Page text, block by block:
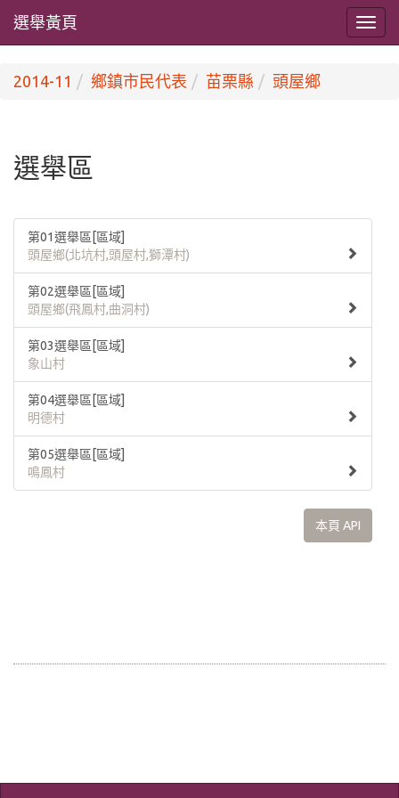
選舉黃頁
2014-11 鄉鎮市民代表 苗栗縣 頭屋鄉
選舉區
第01選舉區[區域]
頭屋鄉(北坑村,頭屋村,獅潭村)
第02選舉區[區域]
頭屋鄉(飛鳳村,曲洞村)
第03選舉區[區域]
象山村
第04選舉區[區域]
明德村
第05選舉區[區域]
鳴鳳村
本頁 API